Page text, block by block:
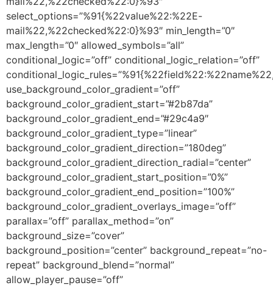
select_options=”%91{%22value%22:%22E-
mail%22,%22checked%22:0}%93″ min_length=”0″
max_length=”0″ allowed_symbols=”all”
conditional_logic=”off” conditional_logic_relation=”off”
use_background_color_gradient=”off”
background_color_gradient_start=”#2b87da”
background_color_gradient_end=”#29c4a9″
background_color_gradient_type=”linear”
background_color_gradient_direction=”180deg”
background_color_gradient_direction_radial=”center”
background_color_gradient_start_position=”0%”
background_color_gradient_end_position=”100%”
background_color_gradient_overlays_image=”off”
parallax=”off” parallax_method=”on”
background_size=”cover”
background_position=”center” background_repeat=”no-
repeat” background_blend=”normal”
allow_player_pause=”off”